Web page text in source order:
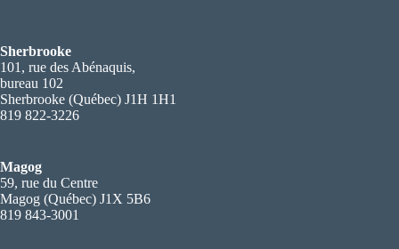
Sherbrooke
101, rue des Abénaquis,
bureau 102
Sherbrooke (Québec) J1H 1H1
819 822-3226
Magog
59, rue du Centre
Magog (Québec) J1X 5B6
819 843-3001